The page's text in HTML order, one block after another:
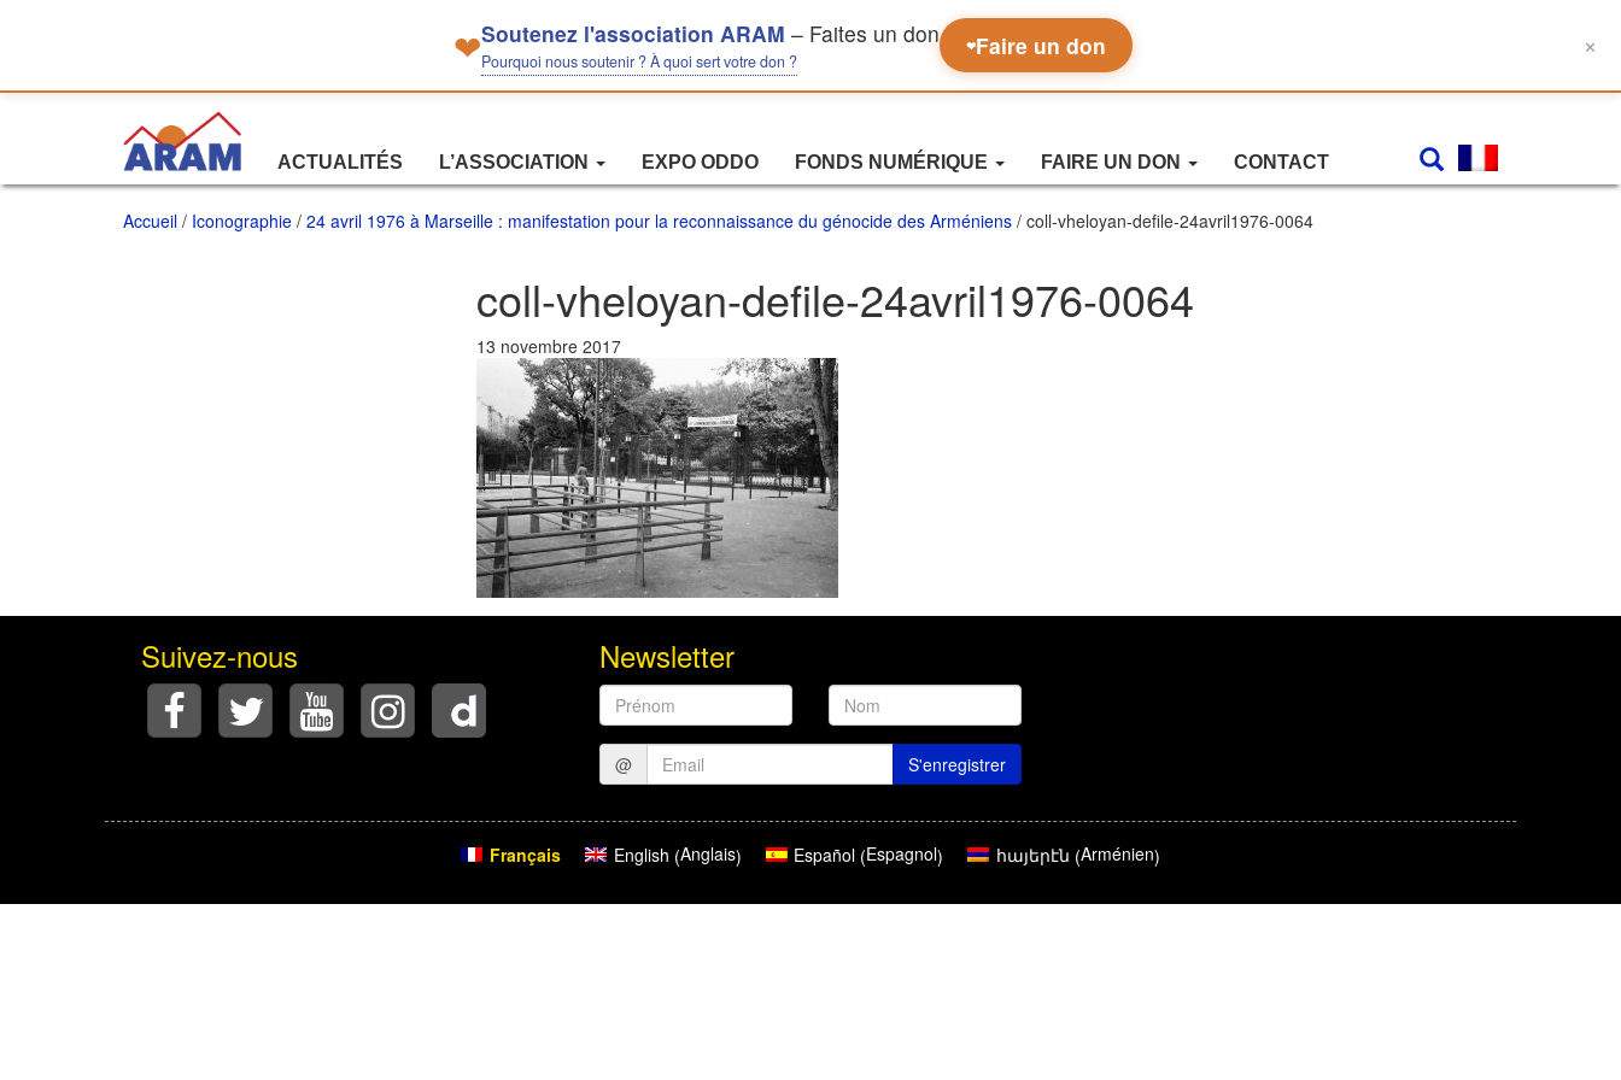
❤Soutenez l'association ARAM – Faites un don
Pourquoi nous soutenir ? À quoi sert votre don ?
❤Faire un don ✕
ACTUALITÉS L’ASSOCIATION EXPO ODDO FONDS NUMÉRIQUE FAIRE UN DON CONTACT
Accueil / Iconographie / 24 avril 1976 à Marseille : manifestation pour la reconnaissance du génocide des Arméniens / coll-vheloyan-defile-24avril1976-0064
coll-vheloyan-defile-24avril1976-0064
13 novembre 2017
Suivez-nous Newsletter
Prénom Nom
@ S'enregistrer
Français English (Anglais) Español (Espagnol) հայերէն (Arménien)